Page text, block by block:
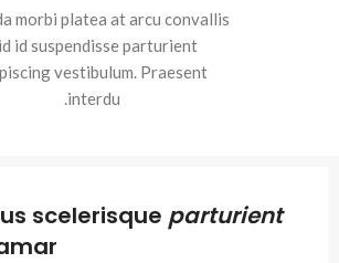
morbi platea at arcu convallis
id suspendisse parturient
vestibulum. Praesent
interdu.
scelerisque parturient